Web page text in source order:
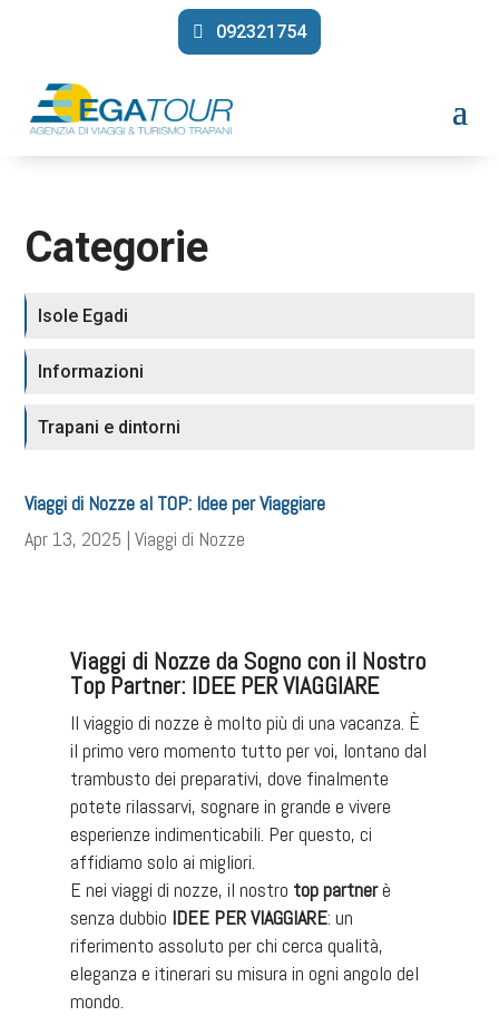
092321754
Categorie
Isole Egadi
Informazioni
Trapani e dintorni
Viaggi di Nozze al TOP: Idee per Viaggiare
Apr 13, 2025 |Viaggi di Nozze
Viaggi di Nozze da Sogno con il Nostro
Top Partner: IDEE PER VIAGGIARE
Il viaggio di nozze è molto più di una vacanza. È
il primo vero momento tutto per voi, lontano dal
trambusto dei preparativi, dove finalmente
potete rilassarvi, sognare in grande e vivere
esperienze indimenticabili. Per questo, ci
affidiamo solo ai migliori.
E nei viaggi di nozze, il nostro top partnerè
senza dubbio IDEE PER VIAGGIARE: un
riferimento assoluto per chi cerca qualità,
eleganza e itinerari su misura in ogni angolo del
mondo.